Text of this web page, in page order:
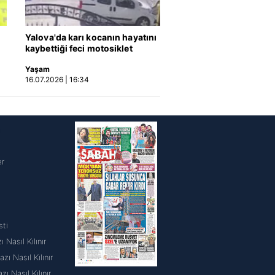
Yalova'da karı kocanın hayatını
kaybettiği feci motosiklet
yansıdı | Video
Yaşam
16.07.2026 | 16:34
Nasıl Kılınır
Nasıl Kılınır